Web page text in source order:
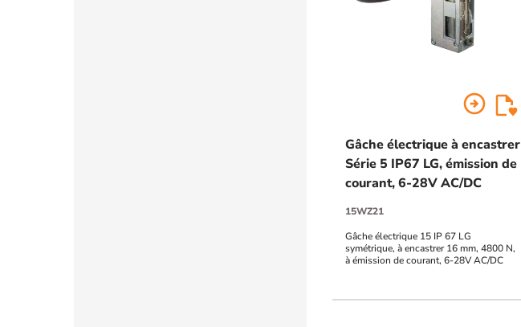
arrow_circle_right
Gâche électrique à encastrer
Série 5 IP67 LG, émission de
courant, 6-28V AC/DC
15WZ21
Gâche électrique 15 IP 67 LG
symétrique, à encastrer 16 mm, 4800 N,
à émission de courant, 6-28V AC/DC